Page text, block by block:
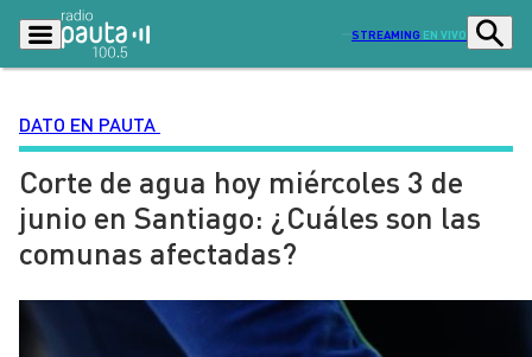
STREAMING EN VIVO
Podcasts Programas
Lo Último Actualidad
Ciudad
Radio en vivo
DATO EN PAUTA
Corte de agua hoy miércoles 3 de
junio en Santiago: ¿Cuáles son las
comunas afectadas?